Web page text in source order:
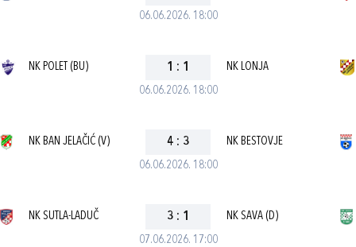
06.06.2026. 18:00
06.06.2026. 18:00
NK POLET (BU) 1 : 1 NK LONJA
06.06.2026. 18:00
NK BAN JELAČIĆ (V) 4 : 3 NK BESTOVJE
07.06.2026. 17:00
NK SUTLA-LADUČ 3 : 1 NK SAVA (D)